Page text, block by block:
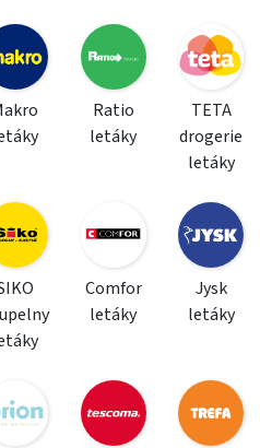
Ratio
letáky
TETA
drogerie
letáky
Comfor
letáky
Jysk
letáky